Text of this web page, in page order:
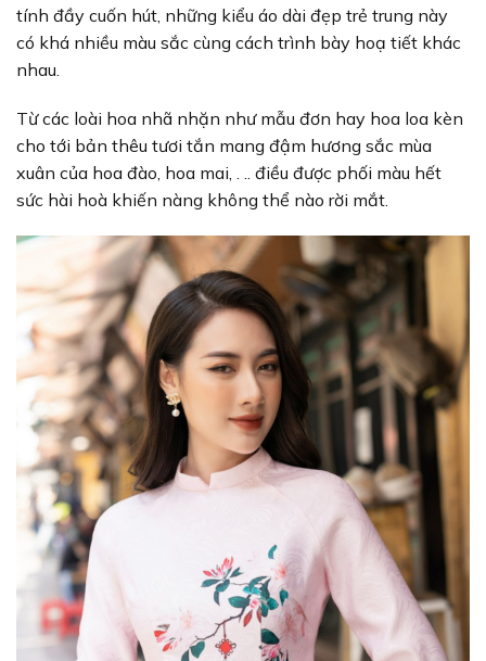
tính đầy cuốn hút, những kiểu áo dài đẹp trẻ trung này
có khá nhiều màu sắc cùng cách trình bày hoạ tiết khác
nhau.
Từ các loài hoa nhã nhặn như mẫu đơn hay hoa loa kèn
cho tới bản thêu tươi tắn mang đậm hương sắc mùa
xuân của hoa đào, hoa mai, . .. điều được phối màu hết
sức hài hoà khiến nàng không thể nào rời mắt.